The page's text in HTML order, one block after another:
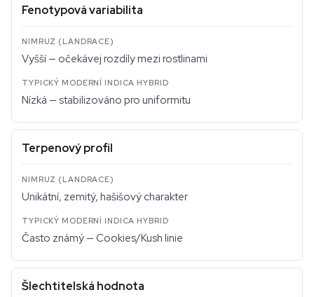
Fenotypová variabilita
Vyšší — očekávej rozdíly mezi rostlinami
Nízká — stabilizováno pro uniformitu
Terpenový profil
Unikátní, zemitý, hašišový charakter
Často známý — Cookies/Kush linie
Šlechtitelská hodnota